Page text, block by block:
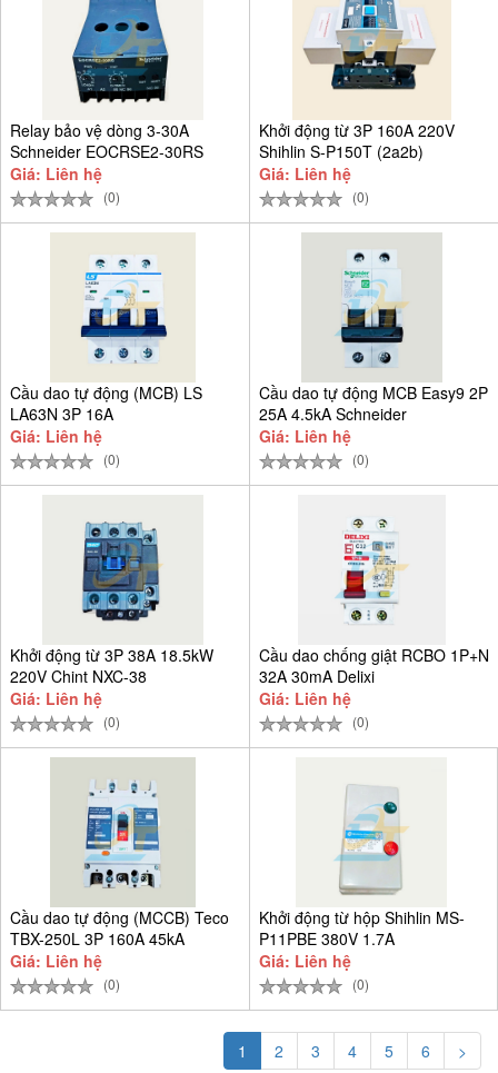
Relay bảo vệ dòng 3-30A
Schneider EOCRSE2-30RS
Giá: Liên hệ
(0)
Khởi động từ 3P 160A 220V
Shihlin S-P150T (2a2b)
Giá: Liên hệ
(0)
Cầu dao tự động (MCB) LS
LA63N 3P 16A
Giá: Liên hệ
(0)
Cầu dao tự động MCB Easy9 2P
25A 4.5kA Schneider
EZ9F34225
Giá: Liên hệ
(0)
Khởi động từ 3P 38A 18.5kW
220V Chint NXC-38
Giá: Liên hệ
(0)
Cầu dao chống giật RCBO 1P+N
32A 30mA Delixi
CDB6LESi1C32
Giá: Liên hệ
(0)
Cầu dao tự động (MCCB) Teco
TBX-250L 3P 160A 45kA
Giá: Liên hệ
(0)
Khởi động từ hộp Shihlin MS-
P11PBE 380V 1.7A
Giá: Liên hệ
(0)
1 2 3 4 5 6 >